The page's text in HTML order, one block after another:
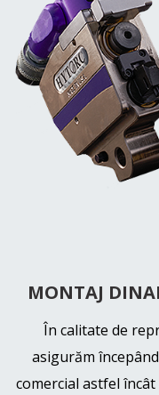
SERVICII
CONTACT
GDPR
MONTAJ
În calitate de
asigurăm
comercial astfel